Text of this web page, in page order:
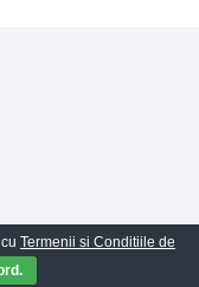
Termenii si Conditiile de